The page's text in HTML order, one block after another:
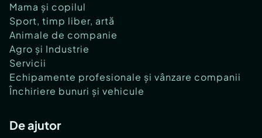
Mama și copilul
Sport, timp liber, artă
Animale de companie
Agro și Industrie
Servicii
Echipamente profesionale și vânzare companii
Închiriere bunuri și vehicule
De ajutor